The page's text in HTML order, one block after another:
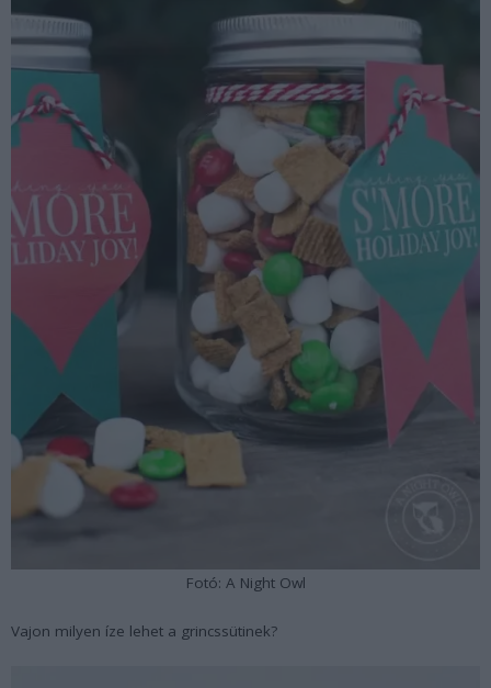
Fotó: A Night Owl
Vajon milyen íze lehet a grincssütinek?